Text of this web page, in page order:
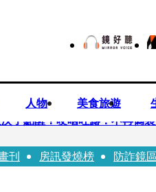
人物 美食旅遊
子點醒！哽咽吐露：不再偽
單「網站製作」
刊 房訊發燒榜 防詐鏡區